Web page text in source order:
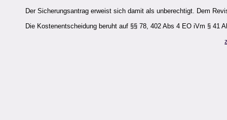
Der Sicherungsantrag erweist sich damit als unberechtigt. Dem
Die Kostenentscheidung beruht auf §§ 78, 402 Abs 4 EO iVm §